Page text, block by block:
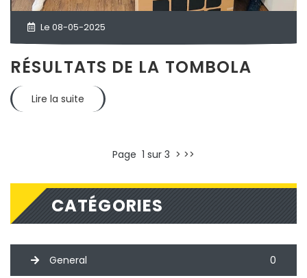
Le 08-05-2025
RÉSULTATS DE LA TOMBOLA
Lire la suite
Page 1 sur 3 > >>
CATÉGORIES
General 0